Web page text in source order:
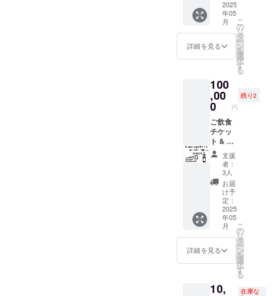
アドレ
スのみ
お伺い
させて
頂きま
ルにて
お礼を
伝えさ
せて頂
きま
す。 ・
お１人
様何口
からで
もご支
援頂け
ます。
「※20歳
未満の
者によ
る飲酒
は法令
で禁止
酒に関
grenn
sound
チケッ
ト
11,000
円分
（1,000
枚） ・
grenn
sound
ご飲食
代にご
利用い
ただけ
ます。1
枚～利
用が可
能で
す。 ・
現金へ
の交換
はでき
ませ
ん。お
つりは
でませ
ん。 ・
店時に
2025
年05
月
詳細を見る
こ
の
リ
タ
ー
ン
を
選
択
す
る
100
,00
0 円
残り2
ご飲食
チケッ
ト & ボ
トル
キープ
権 「常
連確
定！」
と思っ
て下さ
る方向
け。
【チ
ケッ
ト】 ご
飲食チ
55,000
支援
者：
3人
お届
け予
定：
2025
年05
月
詳細を見る
こ
の
リ
タ
ー
ン
を
選
択
す
る
10, 在庫な